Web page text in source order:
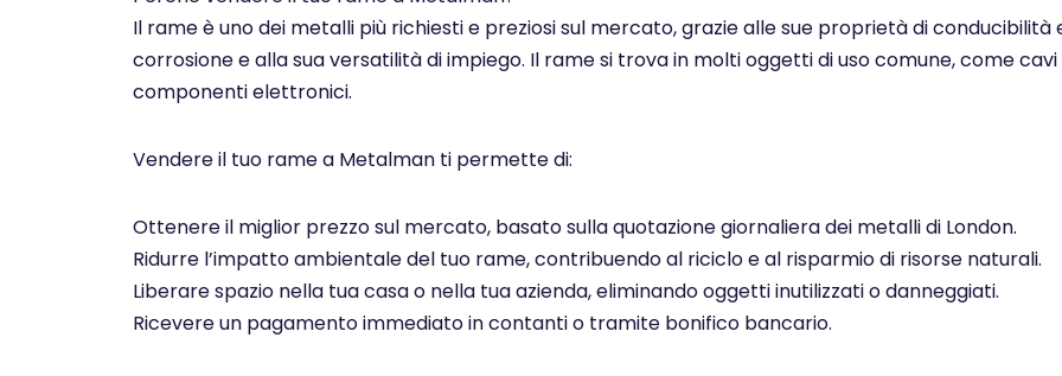
Il rame è uno dei metalli più richiesti e preziosi sul mercato, grazie alle sue proprietà di
corrosione e alla sua versatilità di impiego. Il rame si trova in molti oggetti di uso comune, come
componenti elettronici.
Vendere il tuo rame a Metalman ti permette di:
Ottenere il miglior prezzo sul mercato, basato sulla quotazione giornaliera dei metalli di London.
Ridurre l’impatto ambientale del tuo rame, contribuendo al riciclo e al risparmio di risorse naturali.
Liberare spazio nella tua casa o nella tua azienda, eliminando oggetti inutilizzati o danneggiati.
Ricevere un pagamento immediato in contanti o tramite bonifico bancario.